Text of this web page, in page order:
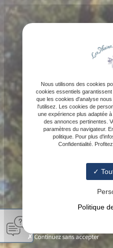
Nous utilisons des cookies
cookies essentiels
que les cookies d'analyse
l'utilisez. Les cookies de
une expérience plus adaptée
des annonces pertinentes.
paramètres du navigateur.
politique. Pour plus
Confidentialité.
Politique
Continuez sans accepter